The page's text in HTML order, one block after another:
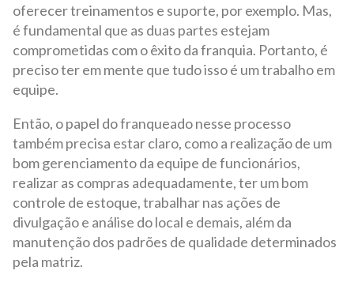
oferecer treinamentos e suporte, por exemplo. Mas,
é fundamental que as duas partes estejam
comprometidas com o êxito da franquia. Portanto, é
preciso ter em mente que tudo isso é um trabalho em
equipe.
Então, o papel do franqueado nesse processo
também precisa estar claro, como a realização de um
bom gerenciamento da equipe de funcionários,
realizar as compras adequadamente, ter um bom
controle de estoque, trabalhar nas ações de
divulgação e análise do local e demais, além da
manutenção dos padrões de qualidade determinados
pela matriz.